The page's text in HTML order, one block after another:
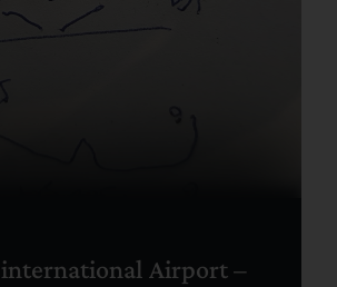
international Airport –